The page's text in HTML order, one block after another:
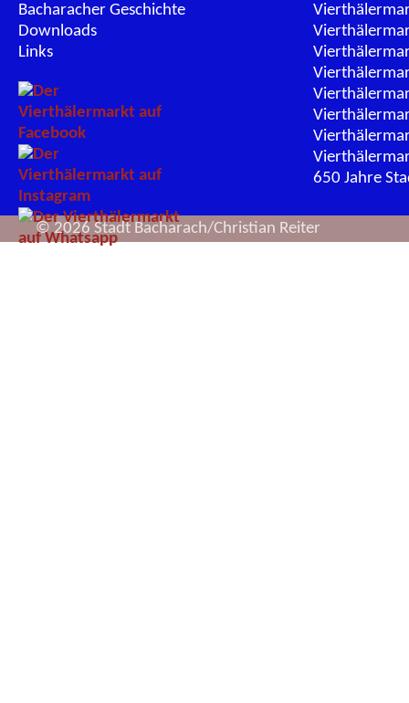
Bacharacher Geschichte
Downloads
Links
650 Jahre
© 2026 Stadt Bacharach/Christian Reiter